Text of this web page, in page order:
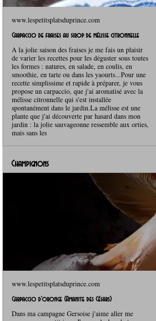
www.lespetitsplatsduprince.com
Carpaccio de fraises au sirop de mélisse citronnelle
A la jolie saison des fraises je me fais un plaisir
de varier les recettes pour les déguster sous toutes
les formes : natures, en salade, en coulis, en
smoothie, en tarte ou dans les yaourts...Pour une
recette simplissime et rapide à préparer, je vous
propose un carpaccio, que j'ai aromatisé avec la
mélisse citronnelle qui s'est installée
spontanément dans le jardin.La mélisse est une
plante que j'ai découverte par hasard dans mon
jardin : la jolie sauvageonne ressemble aux orties,
mais sans les
Champignons
www.lespetitsplatsduprince.com
Carpaccio d'oronge (Amanite des Césars)
Dans ma campagne Gersoise j'aime aller me